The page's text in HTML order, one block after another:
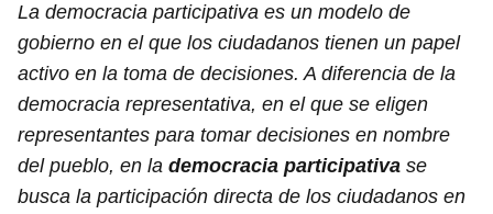
La democracia participativa es un modelo de
gobierno en el que los ciudadanos tienen un papel
activo en la toma de decisiones. A diferencia de la
democracia representativa, en el que se eligen
representantes para tomar decisiones en nombre
del pueblo, en la democracia participativa se
busca la participación directa de los ciudadanos en